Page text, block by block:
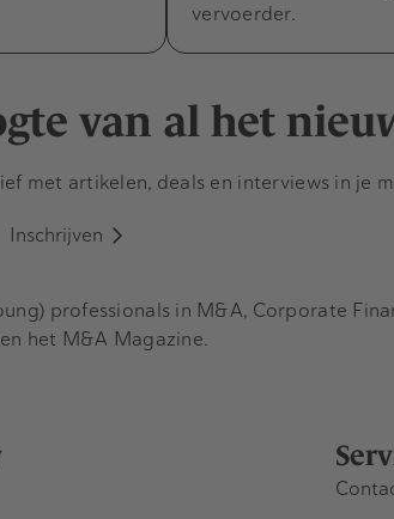
vervoerder.
van al het
met artikelen, deals en interviews in je
Inschrijven
professionals in M&A, Corporate
het M&A Magazine.